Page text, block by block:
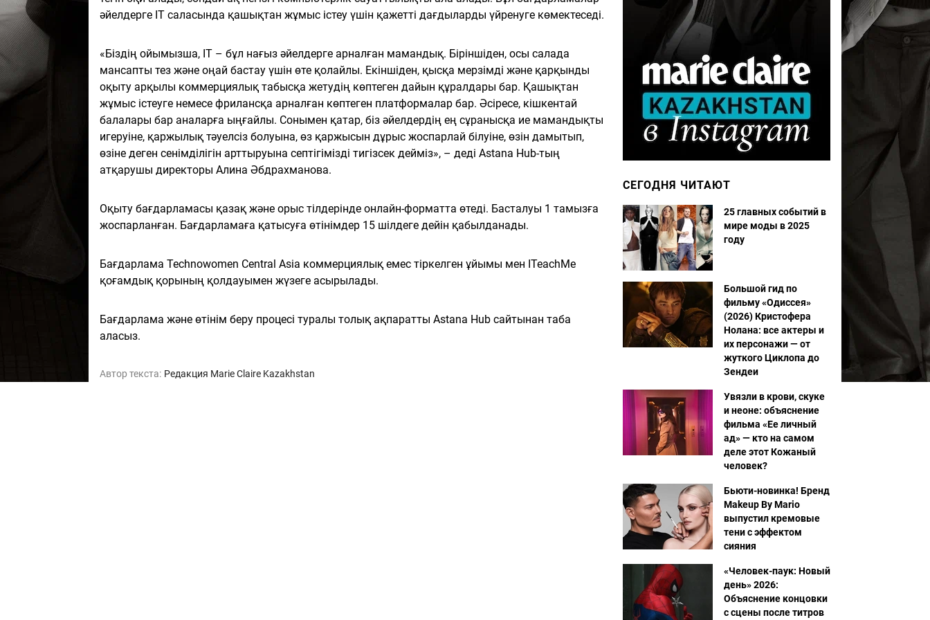
әйелдерге IT саласында қашықтан жұмыс істеу үшін қажетті дағдыларды үйренуге көмектеседі.
«Біздің ойымызша, IT – бұл нағыз әйелдерге арналған мамандық. Біріншіден, осы салада
мансапты тез және оңай бастау үшін өте қолайлы. Екіншіден, қысқа мерзімді және қарқынды
оқыту арқылы коммерциялық табысқа жетудің көптеген дайын құралдары бар. Қашықтан
жұмыс істеуге немесе фрилансқа арналған көптеген платформалар бар. Әсіресе, кішкентай
балалары бар аналарға ыңғайлы. Сонымен қатар, біз әйелдердің ең сұранысқа ие мамандықты
игеруіне, қаржылық тәуелсіз болуына, өз қаржысын дұрыс жоспарлай білуіне, өзін дамытып,
өзіне деген сенімділігін арттыруына септігімізді тигізсек дейміз», – деді Astana Hub-тың
атқарушы директоры Алина Әбдрахманова.
Оқыту бағдарламасы қазақ және орыс тілдерінде онлайн-форматта өтеді. Басталуы 1 тамызға
жоспарланған. Бағдарламаға қатысуға өтінімдер 15 шілдеге дейін қабылданады.
Бағдарлама Technowomen Central Asia коммерциялық емес тіркелген ұйымы мен ITeachMe
қоғамдық қорының қолдауымен жүзеге асырылады.
Бағдарлама және өтінім беру процесі туралы толық ақпаратты Astana Hub сайтынан таба
аласыз.
Автор текста: Редакция Marie Claire Kazakhstan
СЕГОДНЯ ЧИТАЮТ
25 главных событий в
мире моды в 2025
году
Большой гид по
фильму «Одиссея»
(2026) Кристофера
Нолана: все актеры и
их персонажи — от
жуткого Циклопа до
Зендеи
Увязли в крови, скуке
и неоне: объяснение
фильма «Ее личный
ад» — кто на самом
деле этот Кожаный
человек?
Бьюти-новинка! Бренд
Makeup By Mario
выпустил кремовые
тени с эффектом
сияния
«Человек-паук: Новый
день» 2026:
Объяснение концовки
с сцены после титров